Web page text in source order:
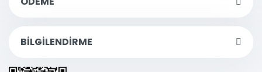
BİLGİLENDİRME